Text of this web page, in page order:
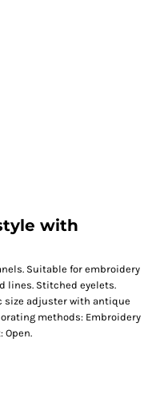
with
Suitable for embroidery
lines. Stitched eyelets.
size adjuster with antique
methods: Embroidery
Open.